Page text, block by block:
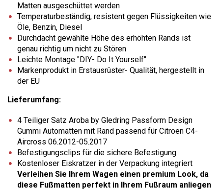
Matten ausgeschüttet werden
Temperaturbeständig, resistent gegen Flüssigkeiten wie
Öle, Benzin, Diesel
Durchdacht gewählte Höhe des erhöhten Rands ist
genau richtig um nicht zu Stören
Leichte Montage "DIY- Do It Yourself"
Markenprodukt in Erstausrüster- Qualität, hergestellt in
der EU
Lieferumfang:
4 Teiliger Satz Aroba by Gledring Passform Design
Gummi Automatten mit Rand passend für Citroen C4-
Aircross 06.2012-05.2017
Befestigungsclips für die sichere Befestigung
Kostenloser Eiskratzer in der Verpackung integriert
Verleihen Sie Ihrem Wagen einen premium Look, da
diese Fußmatten perfekt in Ihrem Fußraum anliegen